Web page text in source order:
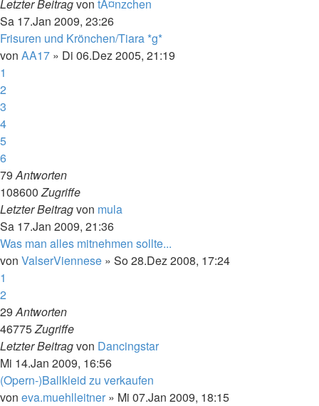
Letzter Beitragvon tÃ¤nzchen
Sa 17.Jan 2009, 23:26
Frisuren und Krönchen/Tiara *g*
von AA17 » Di 06.Dez 2005, 21:19
1
2
3
4
5
6
79Antworten
108600Zugriffe
Letzter Beitragvon mula
Sa 17.Jan 2009, 21:36
Was man alles mitnehmen sollte...
von ValserViennese » So 28.Dez 2008, 17:24
1
2
29Antworten
46775Zugriffe
Letzter Beitragvon Dancingstar
Mi 14.Jan 2009, 16:56
(Opern-)Ballkleid zu verkaufen
von eva.muehlleitner » Mi 07.Jan 2009, 18:15